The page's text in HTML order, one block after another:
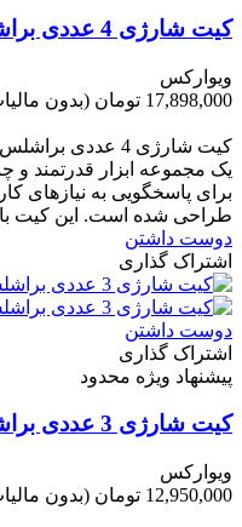
کیت شارژی 4 عددی براشلس ویوارکس VR2404-BCK
ویوارکس
17,898,000 تومان
(بدون
یک مجموعه ابزار قدرتمند
برای پاسخگویی به نیازهای
طراحی شده است. این کیت با
دوست داشتن
اشتراک گذاری
دوست داشتن
اشتراک گذاری
پیشنهاد ویژه محدود
کیت شارژی 3 عددی براشلس ویوارکس VR2403-BCK
ویوارکس
12,950,000 تومان
(بدون